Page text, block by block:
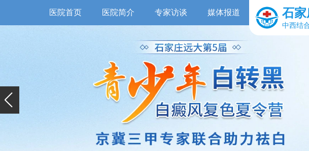
医院首页 医院简介 专家访谈 媒体报道 石
中西结